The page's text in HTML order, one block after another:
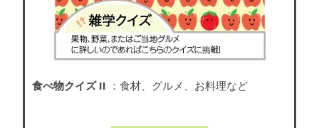
食べ物クイズ II ：食材、グルメ、お料理など